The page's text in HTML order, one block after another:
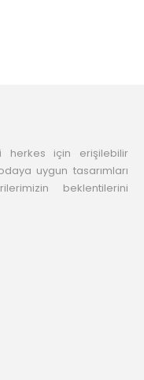
herkes için erişilebilir
uygun tasarımları
beklentilerini